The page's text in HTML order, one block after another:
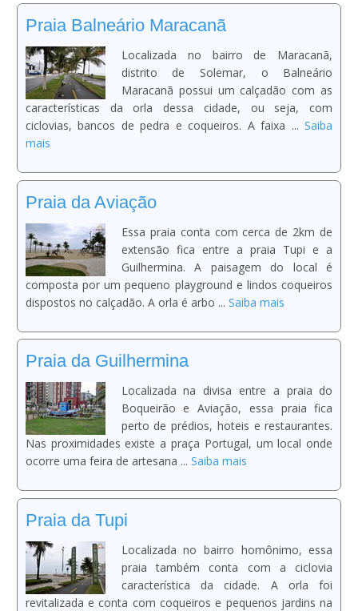
Praia Balneário Maracanã
Localizada no bairro de Maracanã,
distrito de Solemar, o Balneário
Maracanã possui um calçadão com as
características da orla dessa cidade, ou seja, com
ciclovias, bancos de pedra e coqueiros. A faixa ...Saiba
mais
Praia da Aviação
Essa praia conta com cerca de 2km de
extensão fica entre a praia Tupi e a
Guilhermina. A paisagem do local é
composta por um pequeno playground e lindos coqueiros
dispostos no calçadão. A orla é arbo ... Saiba mais
Praia da Guilhermina
Localizada na divisa entre a praia do
Boqueirão e Aviação, essa praia fica
perto de prédios, hoteis e restaurantes.
Nas proximidades existe a praça Portugal, um local onde
ocorre uma feira de artesana ... Saiba mais
Praia da Tupi
Localizada no bairro homônimo, essa
praia também conta com a ciclovia
característica da cidade. A orla foi
revitalizada e conta com coqueiros e pequenos jardins na